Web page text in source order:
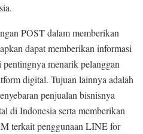
POST dalam memberikan
dapat memberikan informasi
menarik pelanggan
digital. Tujuan lainnya adalah
penjualan bisnisnya
di Indonesia serta memberikan
terkait penggunaan LINE for